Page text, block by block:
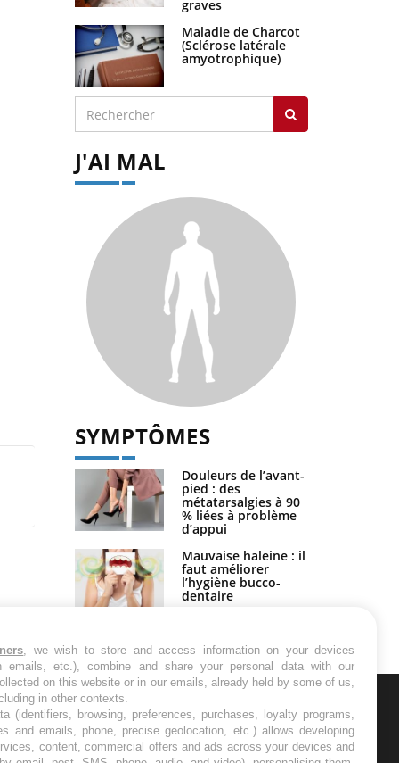
graves
Maladie de Charcot
(Sclérose latérale
amyotrophique)
J'AI MAL
SYMPTÔMES
Douleurs de l’avant-
pied : des
métatarsalgies à 90
% liées à problème
d’appui
Mauvaise haleine : il
faut améliorer
l’hygiène bucco-
dentaire
, we wish to store and access information on your devices
emails, etc.), combine and share your personal data with our
on this website or in our emails, already held by some of us,
in other contexts.
(identifiers, browsing, preferences, purchases, loyalty programs,
and emails, phone, precise geolocation, etc.) allows developing
content, commercial offers and ads across your devices and